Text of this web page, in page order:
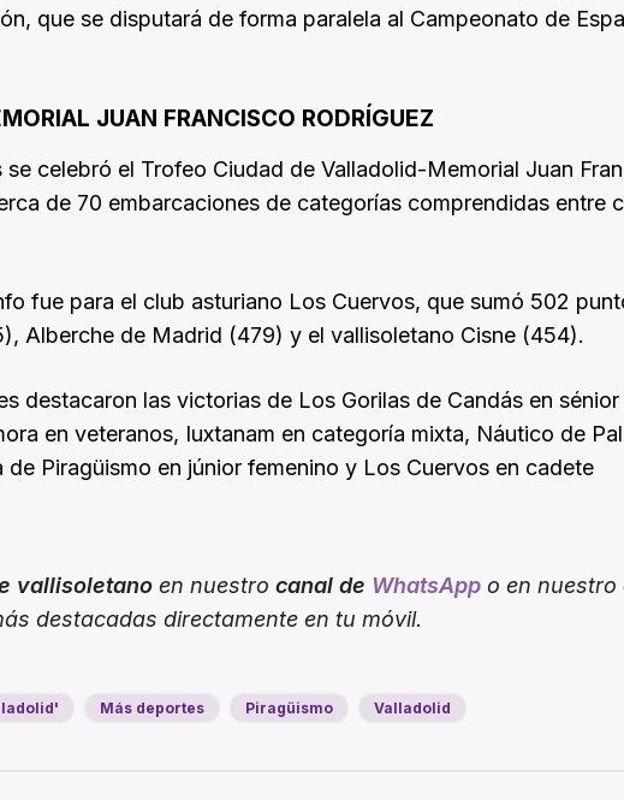
que se disputará de forma paralela al Campeonato de
JUAN FRANCISCO RODRÍGUEZ
celebró el Trofeo Ciudad de Valladolid-Memorial Juan
de 70 embarcaciones de categorías comprendidas entre
fue para el club asturiano Los Cuervos, que sumó 502
Alberche de Madrid (479) y el vallisoletano Cisne (454).
destacaron las victorias de Los Gorilas de Candás en
en veteranos, Iuxtanam en categoría mixta, Náutico de
Piragüismo en júnior femenino y Los Cuervos en cadete
vallisoletano en nuestro canal de WhatsApp o en nuestro
destacadas directamente en tu móvil.
Más deportes Piragüismo Valladolid